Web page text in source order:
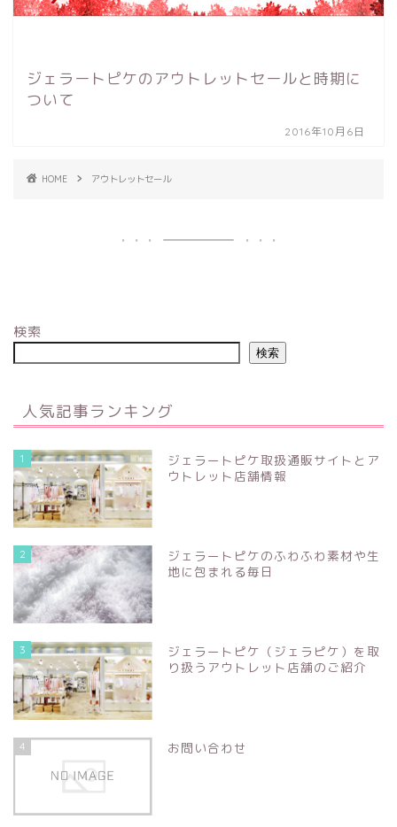
ジェラートピケのアウトレットセールと時期に
ついて
2016年10月6日
HOME アウトレットセール
検索
検索
人気記事ランキング
1
ジェラートピケ取扱通販サイトとア
ウトレット店舗情報
2
ジェラートピケのふわふわ素材や生
地に包まれる毎日
3
ジェラートピケ（ジェラピケ）を取
り扱うアウトレット店舗のご紹介
4 お問い合わせ